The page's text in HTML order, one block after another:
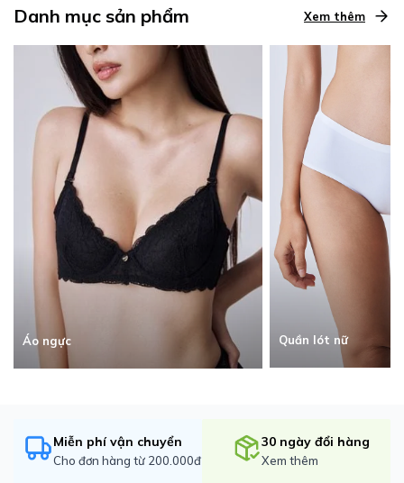
Danh mục sản phẩm Xem thêm
Áo ngực Quần lót nữ
Miễn phí vận chuyển
Cho đơn hàng từ 200.000đ
30 ngày đổi hàng
Xem thêm